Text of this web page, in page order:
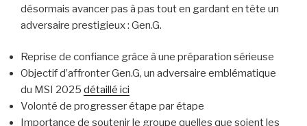
désormais avancer pas à pas tout en gardant en tête un
adversaire prestigieux : Gen.G.
Reprise de confiance grâce à une préparation sérieuse
Objectif d’affronter Gen.G, un adversaire emblématique
du MSI 2025 détaillé ici
Volonté de progresser étape par étape
Importance de soutenir le groupe quelles que soient les